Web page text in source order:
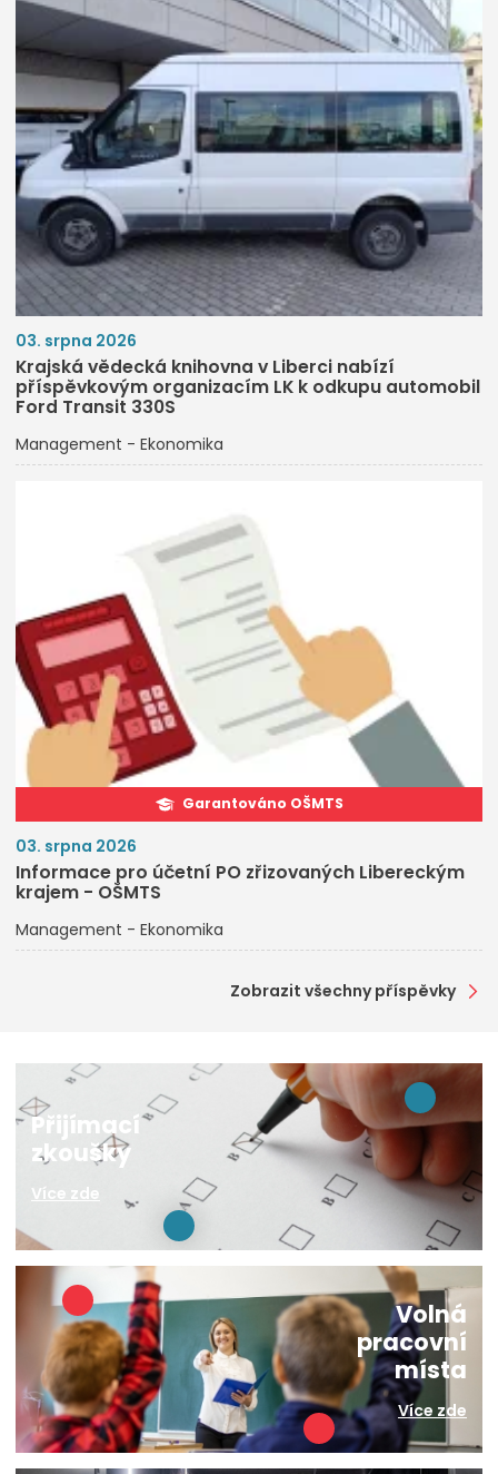
03. srpna 2026
Krajská vědecká knihovna v Liberci nabízí
příspěvkovým organizacím LK k odkupu automobil
Ford Transit 330S
Management - Ekonomika
Garantováno OŠMTS
03. srpna 2026
Informace pro účetní PO zřizovaných Libereckým
krajem - OŠMTS
Management - Ekonomika
Zobrazit všechny příspěvky
Přijímací
zkoušky
Více zde
Volná
pracovní
místa
Více zde